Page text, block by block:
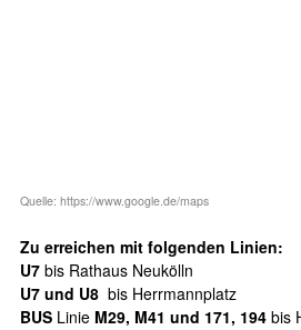
Quelle: https://www.google.de/maps
Zu erreichen mit folgenden Linien:
U7 bis Rathaus Neukölln
U7 und U8 bis Herrmannplatz
BUS Linie M29, M41 und 171, 194 bis